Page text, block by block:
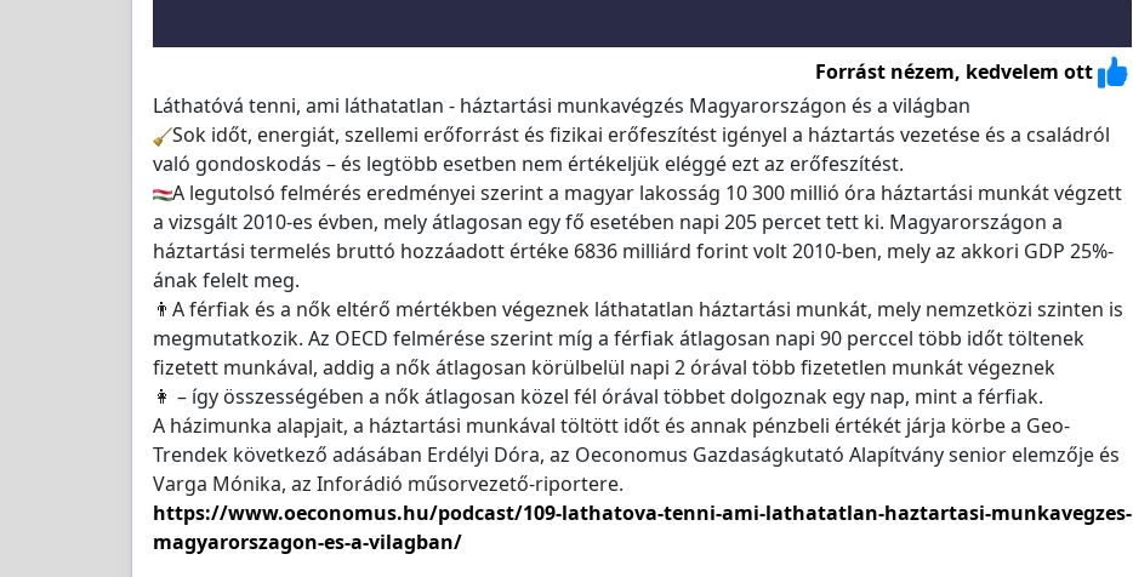
Forrást nézem, kedvelem ott
Láthatóvá tenni, ami láthatatlan - háztartási munkavégzés Magyarországon és a világban
Sok időt, energiát, szellemi erőforrást és fizikai erőfeszítést igényel a háztartás vezetése és a családról
való gondoskodás – és legtöbb esetben nem értékeljük eléggé ezt az erőfeszítést.
A legutolsó felmérés eredményei szerint a magyar lakosság 10 300 millió óra háztartási munkát végzett
a vizsgált 2010-es évben, mely átlagosan egy fő esetében napi 205 percet tett ki. Magyarországon a
háztartási termelés bruttó hozzáadott értéke 6836 milliárd forint volt 2010-ben, mely az akkori GDP 25%-
ának felelt meg.
👨A férfiak és a nők eltérő mértékben végeznek láthatatlan háztartási munkát, mely nemzetközi szinten is
megmutatkozik. Az OECD felmérése szerint míg a férfiak átlagosan napi 90 perccel több időt töltenek
fizetett munkával, addig a nők átlagosan körülbelül napi 2 órával több fizetetlen munkát végeznek
👩 – így összességében a nők átlagosan közel fél órával többet dolgoznak egy nap, mint a férfiak.
A házimunka alapjait, a háztartási munkával töltött időt és annak pénzbeli értékét járja körbe a Geo-
Trendek következő adásában Erdélyi Dóra, az Oeconomus Gazdaságkutató Alapítvány senior elemzője és
Varga Mónika, az Inforádió műsorvezető-riportere.
https://www.oeconomus.hu/podcast/109-lathatova-tenni-ami-lathatatlan-haztartasi-munkavegzes-
magyarorszagon-es-a-vilagban/